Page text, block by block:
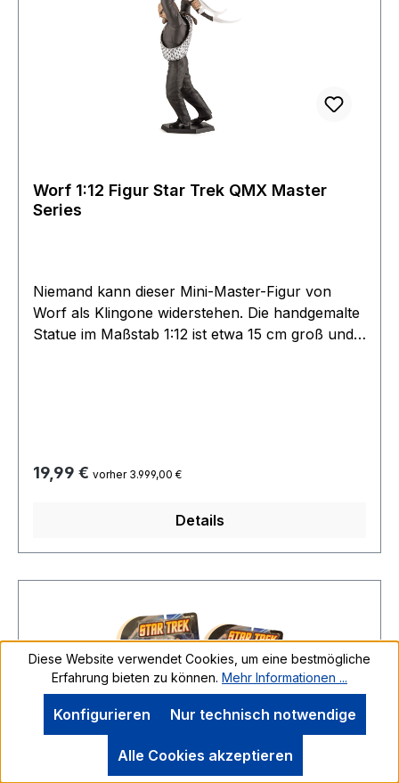
Worf 1:12 Figur Star Trek QMX Master
Series
Niemand kann dieser Mini-Master-Figur von
Worf als Klingone widerstehen. Die handgemalte
Statue im Maßstab 1:12 ist etwa 15 cm groß und
Regulärer Preis:
19,99 € vorher 3.999,00 €
Details
Diese Website verwendet Cookies, um eine bestmögliche
Erfahrung bieten zu können. Mehr Informationen ...
Nur technisch notwendige
Konfigurieren
Alle Cookies akzeptieren